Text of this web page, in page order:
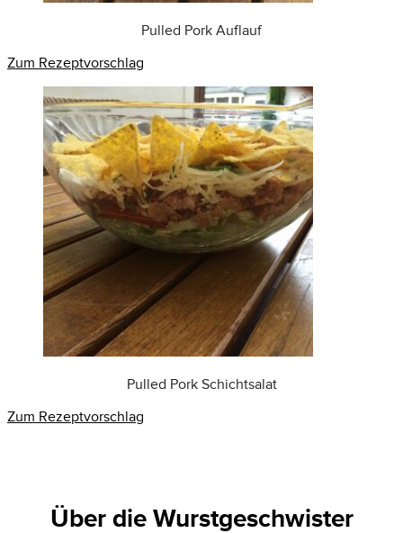
Pulled Pork Auflauf
Zum Rezeptvorschlag
Pulled Pork Schichtsalat
Zum Rezeptvorschlag
Über die Wurstgeschwister